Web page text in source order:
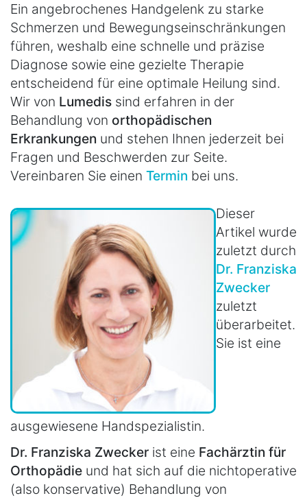
Ein angebrochenes Handgelenk zu starke
Schmerzen und Bewegungseinschränkungen
führen, weshalb eine schnelle und präzise
Diagnose sowie eine gezielte Therapie
entscheidend für eine optimale Heilung sind.
Wir von Lumedis sind erfahren in der
Behandlung von orthopädischen
Erkrankungen und stehen Ihnen jederzeit bei
Fragen und Beschwerden zur Seite.
Vereinbaren Sie einen Termin bei uns.
Dieser
Artikel wurde
zuletzt durch
Dr. Franziska
Zwecker
zuletzt
überarbeitet.
Sie ist eine
ausgewiesene Handspezialistin.
Dr. Franziska Zwecker ist eine Fachärztin für
Orthopädie und hat sich auf die nichtoperative
(also konservative) Behandlung von